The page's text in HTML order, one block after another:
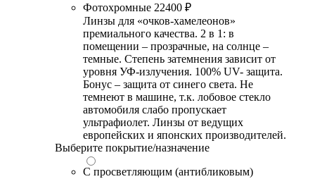
Фотохромные 22400 ₽
Линзы для «очков-хамелеонов»
премиального качества. 2 в 1: в
помещении – прозрачные, на солнце –
темные. Степень затемнения зависит от
уровня УФ-излучения. 100% UV- защита.
Бонус – защита от синего света. Не
темнеют в машине, т.к. лобовое стекло
автомобиля слабо пропускает
ультрафиолет. Линзы от ведущих
европейских и японских производителей.
Выберите покрытие/назначение
С просветляющим (антибликовым)